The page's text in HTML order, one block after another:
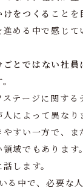
をつくる ことを
める中で感じて
ごとではない社
テージに関する
によって異なり
すい一方で、ま
域でもあります。
します。
る中で、必要な